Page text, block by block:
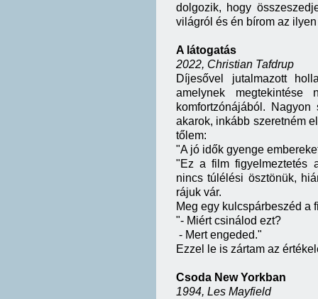
dolgozik, hogy
világról és én bírom az
A látogatás
2022, Christian Tafdrup
Díjesővel jutalmazott
amelynek
komfortzónájából.
akarok, inkább szeretném
tőlem:
"A jó idők gyenge
"Ez a film figyelmeztetés
nincs túlélési ösztönük,
rájuk vár.
Meg egy kulcspárbeszéd a
"- Miért csinálod ezt?
- Mert engeded."
Ezzel le is zártam az
Csoda New Yorkban
1994, Les Mayfield